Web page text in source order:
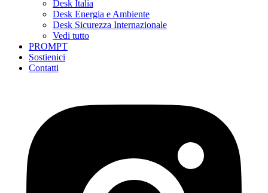
Desk Italia
Desk Energia e Ambiente
Desk Sicurezza Internazionale
Vedi tutto
PROMPT
Sostienici
Contatti